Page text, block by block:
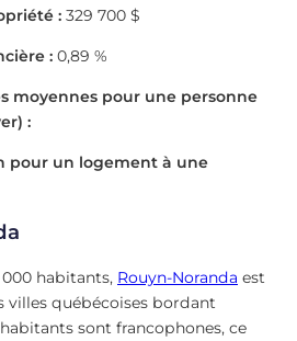
: 329 700 $
: 0,89 %
moyennes pour une personne
:
pour un logement à une
habitants, Rouyn-Noranda est
villes québécoises bordant
habitants sont francophones, ce